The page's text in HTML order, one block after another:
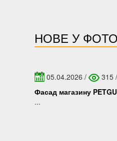
НОВЕ У
05.04.2026 / 315 /
Фасад магазину
...